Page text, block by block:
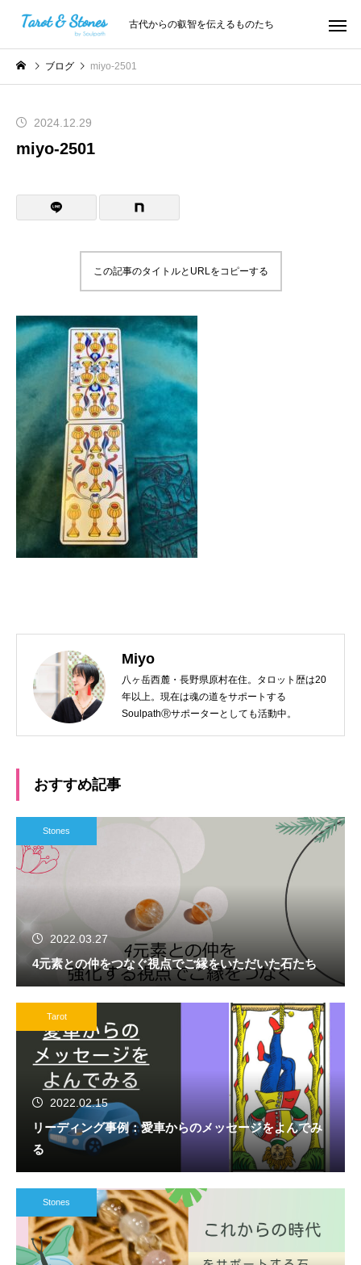
古代からの叡智を伝えるものたち
ブログ miyo-2501
2024.12.29
miyo-2501
この記事のタイトルとURLをコピーする
Miyo
八ヶ岳西麓・長野県原村在住。タロット歴は20
年以上。現在は魂の道をサポートする
SoulpathⓇサポーターとしても活動中。
おすすめ記事
Stones
2022.03.27
4元素との仲をつなぐ視点でご縁をいただいた石たち
Tarot
2022.02.15
リーディング事例：愛車からのメッセージをよんでみ
る
Stones